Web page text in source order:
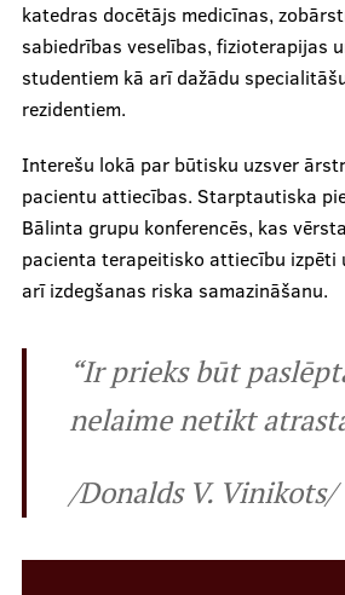
Mobile
galvenā
Par klīniku
Pakalpojumi
Mūsu komanda
Cenas
Ārstniecības personām
katedras docētājs medicīnas,
sabiedrības veselības, fizioterapijas
studentiem kā arī dažādu
rezidentiem.
Interešu lokā par būtisku uzsver
pacientu attiecības. Starptautiska
Bālinta grupu konferencēs, kas
pacienta terapeitisko attiecību izpēti
arī izdegšanas riska samazināšanu.
“Ir prieks būt
nelaime netikt
/Donalds V. Vinikots/